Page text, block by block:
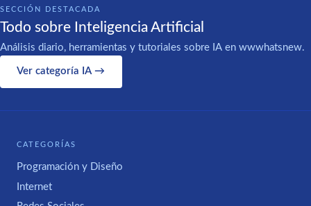
SECCIÓN DESTACADA
Todo sobre Inteligencia Artificial
Análisis diario, herramientas y tutoriales sobre IA en wwwhatsnew.
Ver categoría IA →
CATEGORÍAS
Programación y Diseño
Internet